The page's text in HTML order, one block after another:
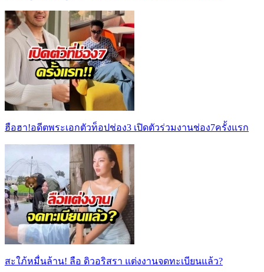
ฮือฮา!อดีตพระเอกตัวท็อปช่อง3 เปิดตัวร่วมงานช่อง7ครั้งแรก
สะใภ้หมื่นล้าน! ลือ ดิวอริสรา แต่งงานจดทะเบียนแล้ว?